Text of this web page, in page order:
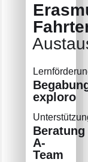
exploro
Beratung
A-
Team